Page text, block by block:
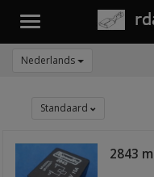
Toggle
Nederlands
Standaard
2843